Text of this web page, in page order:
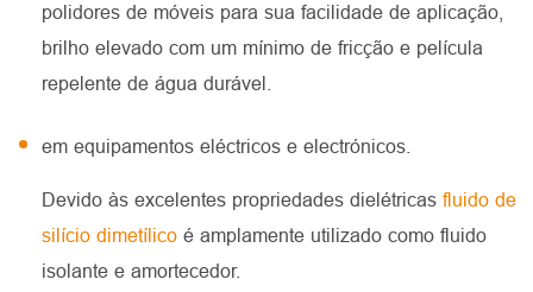
polidores de móveis para sua facilidade de aplicação,
brilho elevado com um mínimo de fricção e película
repelente de água durável.
em equipamentos eléctricos e electrónicos.
Devido às excelentes propriedades dielétricasfluido de
silício dimetílicoé amplamente utilizado como fluido
isolante e amortecedor.